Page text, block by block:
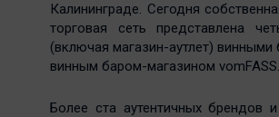
Калининграде. Сегодня
торговая сеть представлена
(включая магазин-аутлет) винными
винным баром-магазином vomFASS.
Более ста аутентичных брендов